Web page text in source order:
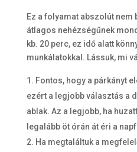
Ez a folyamat abszolút nem
átlagos nehézségűnek
kb. 20 perc, ez idő alatt
munkálatokkal. Lássuk, mi
Fontos, hogy a párkányt
ezért a legjobb választás a
ablak. Az a legjobb, ha
legalább öt órán át éri a
Ha megtaláltuk a